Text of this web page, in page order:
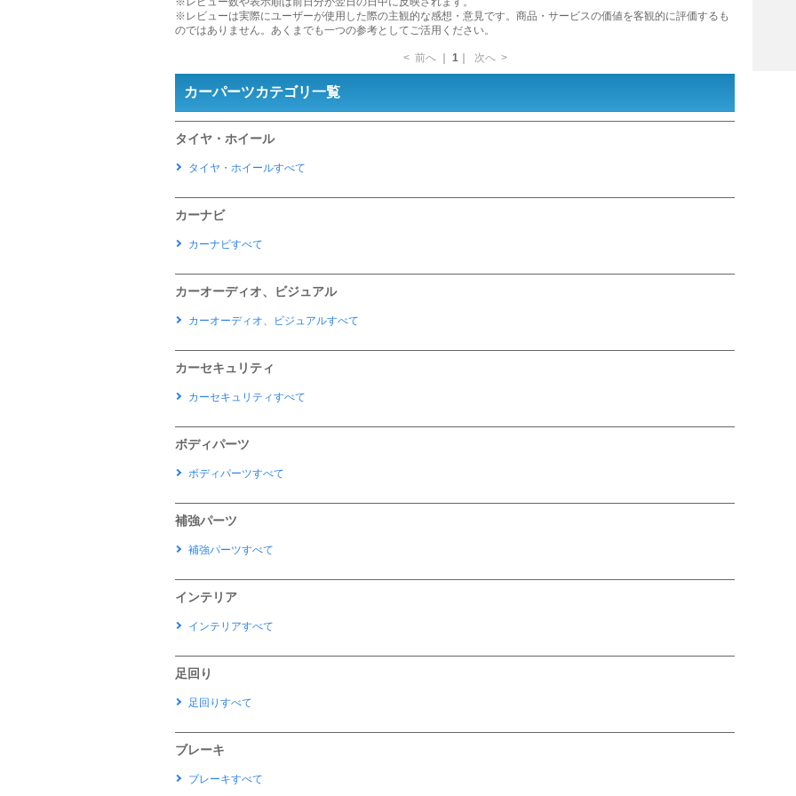
※レビューは実際にユーザーが使用した際の主観的な感想・意見です。商品・サービスの価値を客観的に評価するも
のではありません。あくまでも一つの参考としてご活用ください。
< 前へ 1｜ 次へ >
カーパーツカテゴリ一覧
タイヤ・ホイール
タイヤ・ホイールすべて
カーナビ
カーナビすべて
カーオーディオ、ビジュアル
カーオーディオ、ビジュアルすべて
カーセキュリティ
カーセキュリティすべて
ボディパーツ
ボディパーツすべて
補強パーツ
補強パーツすべて
インテリア
インテリアすべて
足回り
足回りすべて
ブレーキ
ブレーキすべて